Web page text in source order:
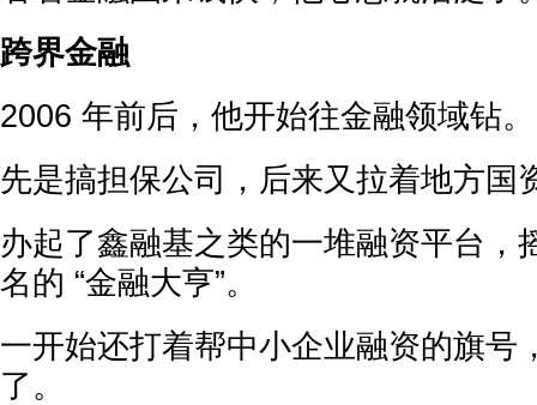
跨界金融
2006 年前后，他开始往金融领域钻。
先是搞担保公司，后来又拉着地方国
办起了鑫融基之类的一堆融资平台，
名的 “金融大亨”。
一开始还打着帮中小企业融资的旗号
了。